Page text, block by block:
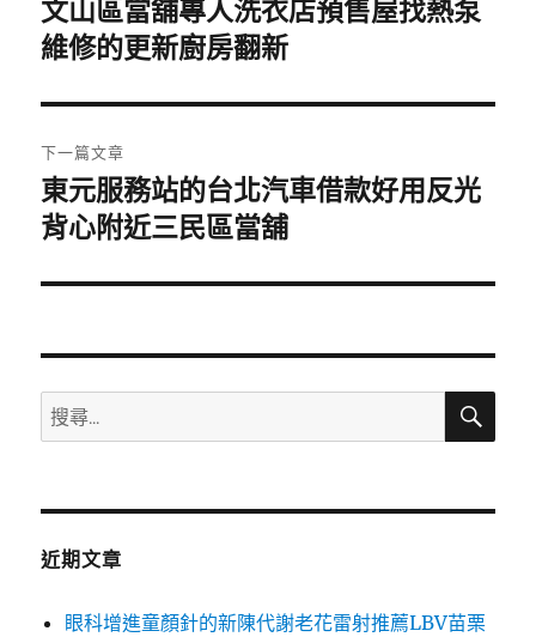
導
覽
上
一
文
章:
文山區當舖專人洗衣店預售屋找熱泵
維修的更新廚房翻新
下一篇文章
下
一
文
東元服務站的台北汽車借款好用反光
背心附近三民區當舖
搜
尋
鍵
搜
近期文章
眼科增進童顏針的新陳代謝老花雷射推薦LBV苗栗